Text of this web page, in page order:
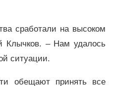
сработали на высоком
Клычков. – Нам удалось
ситуации.
обещают принять все